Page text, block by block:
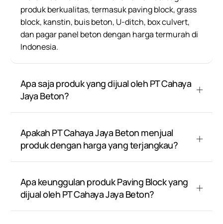
produk berkualitas, termasuk paving block, grass
block, kanstin, buis beton, U-ditch, box culvert,
dan pagar panel beton dengan harga termurah di
Indonesia.
Apa saja produk yang dijual oleh PT Cahaya
Jaya Beton?
Apakah PT Cahaya Jaya Beton menjual
produk dengan harga yang terjangkau?
Apa keunggulan produk Paving Block yang
dijual oleh PT Cahaya Jaya Beton?